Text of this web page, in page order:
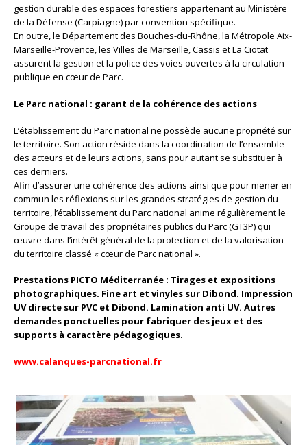
gestion durable des espaces forestiers appartenant au Ministère
de la Défense (Carpiagne) par convention spécifique.
En outre, le Département des Bouches-du-Rhône, la Métropole Aix-
Marseille-Provence, les Villes de Marseille, Cassis et La Ciotat
assurent la gestion et la police des voies ouvertes à la circulation
publique en cœur de Parc.
Le Parc national : garant de la cohérence des actions
L’établissement du Parc national ne possède aucune propriété sur
le territoire. Son action réside dans la coordination de l’ensemble
des acteurs et de leurs actions, sans pour autant se substituer à
ces derniers.
Afin d’assurer une cohérence des actions ainsi que pour mener en
commun les réflexions sur les grandes stratégies de gestion du
territoire, l’établissement du Parc national anime régulièrement le
Groupe de travail des propriétaires publics du Parc (GT3P) qui
œuvre dans l’intérêt général de la protection et de la valorisation
du territoire classé « cœur de Parc national ».
Prestations PICTO Méditerranée : Tirages et expositions
photographiques. Fine art et vinyles sur Dibond. Impression
UV directe sur PVC et Dibond. Lamination anti UV. Autres
demandes ponctuelles pour fabriquer des jeux et des
supports à caractère pédagogiques.
www.calanques-parcnational.fr